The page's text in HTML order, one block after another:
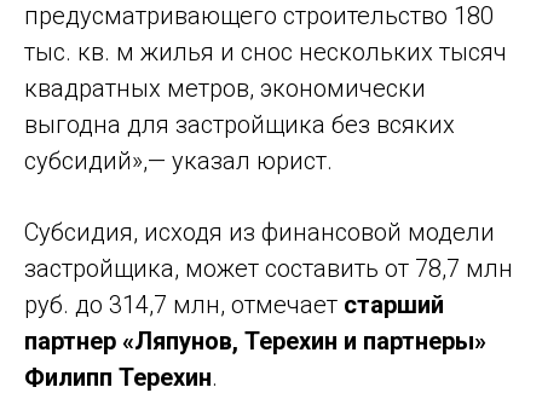
предусматривающего строительство 180
тыс. кв. м жилья и снос нескольких тысяч
квадратных метров, экономически
выгодна для застройщика без всяких
субсидий»,— указал юрист.
Cубсидия, исходя из финансовой модели
застройщика, может составить от 78,7 млн
руб. до 314,7 млн, отмечает старший
партнер «Ляпунов, Терехин и партнеры»
Филипп Терехин.